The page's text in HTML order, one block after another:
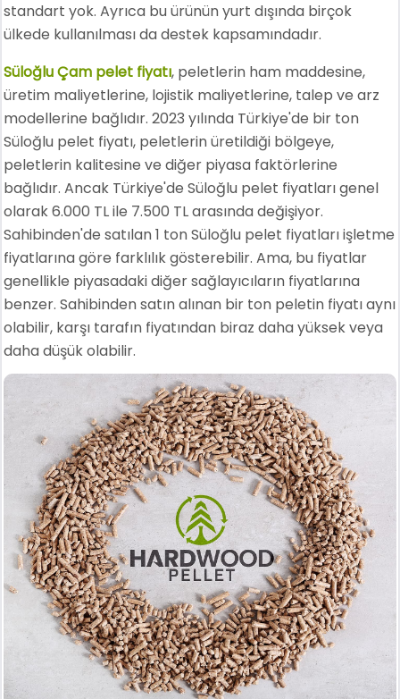
standart yok. Ayrıca bu ürünün yurt dışında birçok
ülkede kullanılması da destek kapsamındadır.
Süloğlu Çam pelet fiyatı, peletlerin ham maddesine,
üretim maliyetlerine, lojistik maliyetlerine, talep ve arz
modellerine bağlıdır. 2023 yılında Türkiye'de bir ton
Süloğlu pelet fiyatı, peletlerin üretildiği bölgeye,
peletlerin kalitesine ve diğer piyasa faktörlerine
bağlıdır. Ancak Türkiye'de Süloğlu pelet fiyatları genel
olarak 6.000 TL ile 7.500 TL arasında değişiyor.
Sahibinden'de satılan 1 ton Süloğlu pelet fiyatları işletme
fiyatlarına göre farklılık gösterebilir. Ama, bu fiyatlar
genellikle piyasadaki diğer sağlayıcıların fiyatlarına
benzer. Sahibinden satın alınan bir ton peletin fiyatı aynı
olabilir, karşı tarafın fiyatından biraz daha yüksek veya
daha düşük olabilir.